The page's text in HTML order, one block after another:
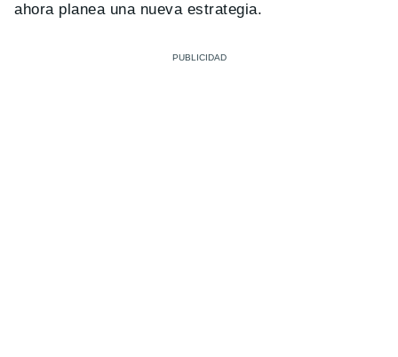
ahora planea una nueva estrategia.